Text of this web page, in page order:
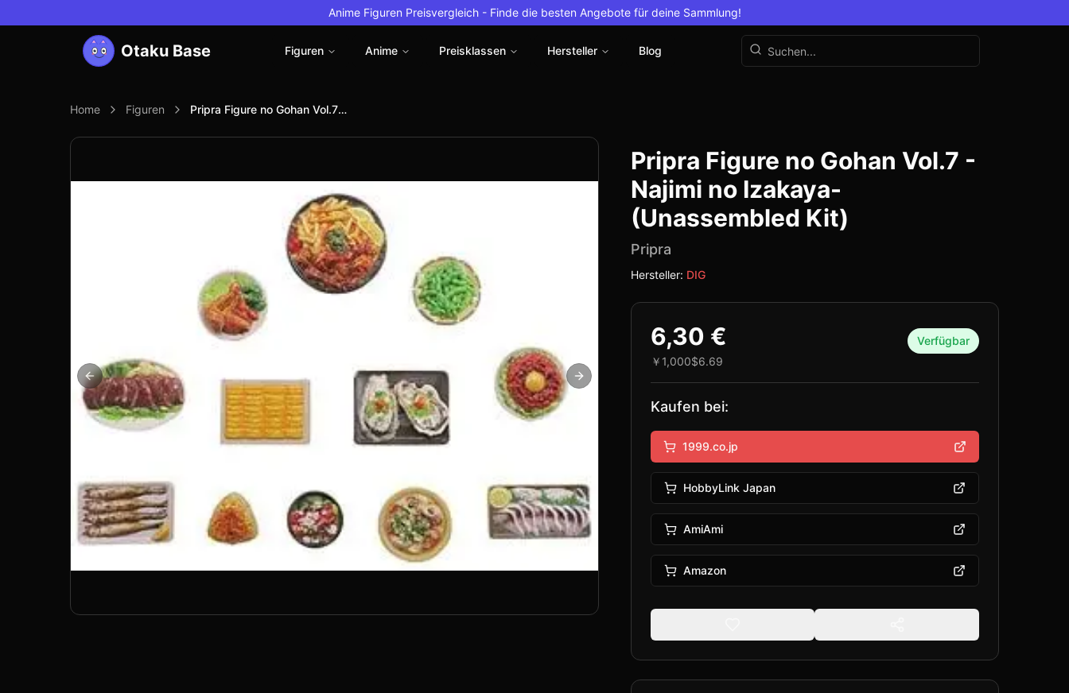
Anime Figuren Preisvergleich - Finde die besten Angebote für deine Sammlung!
Otaku Base Figuren Anime Preisklassen Hersteller Blog
Home Figuren Pripra Figure no Gohan Vol.7 -Najimi no Izakaya- (Unassembled Kit)
Previous slide Next slide
Pripra Figure no Gohan Vol.7 -
Najimi no Izakaya-
(Unassembled Kit)
Pripra
Hersteller: DIG
6,30 €
￥1,000$6.69
Verfügbar
Kaufen bei:
1999.co.jp
HobbyLink Japan
AmiAmi
Amazon